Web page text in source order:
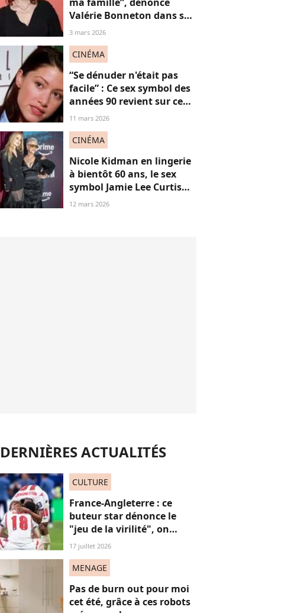
Valérie Bonneton dans son
hommage à Marie
féminicide
3 mars 2026
CINÉMA
“Se dénuder n'était pas
facile” : Ce sex symbol des
années 90 revient sur ce
célèbre strip tease qui l’a
dérangeant à revoir
11 mars 2026
CINÉMA
Nicole Kidman en lingerie
à bientôt 60 ans, le sex
symbol Jamie Lee Curtis
applaudit “son audace”
12 mars 2026
DERNIÈRES ACTUALITÉS
CULTURE
France-Angleterre : ce
buteur star dénonce le
"jeu de la virilité", on
décrypte ses mots pas très
17 juillet 2026
MENAGE
Pas de burn out pour moi
cet été, grâce à ces robots